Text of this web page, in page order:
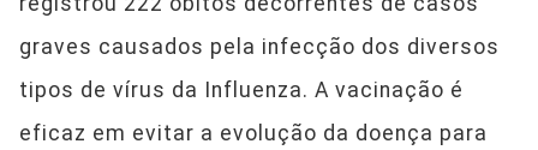
graves causados pela infecção dos diversos
tipos de vírus da Influenza. A vacinação é
eficaz em evitar a evolução da doença para